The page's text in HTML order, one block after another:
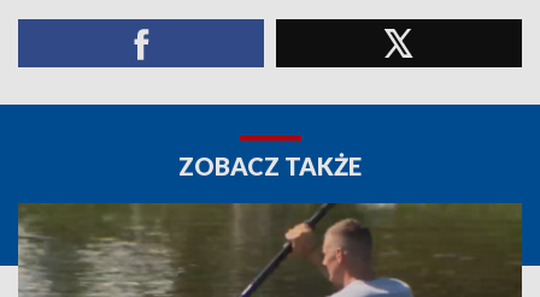
ZOBACZ TAKŻE